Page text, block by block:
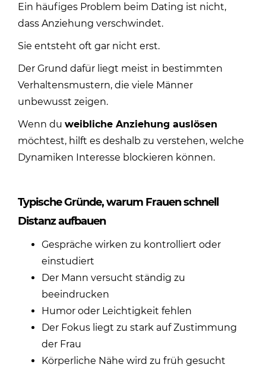
Ein häufiges Problem beim Dating ist nicht,
dass Anziehung verschwindet.
Sie entsteht oft gar nicht erst.
Der Grund dafür liegt meist in bestimmten
Verhaltensmustern, die viele Männer
unbewusst zeigen.
Wenn du weibliche Anziehung auslösen
möchtest, hilft es deshalb zu verstehen, welche
Dynamiken Interesse blockieren können.
Typische Gründe, warum Frauen schnell
Distanz aufbauen
Gespräche wirken zu kontrolliert oder
einstudiert
Der Mann versucht ständig zu
beeindrucken
Humor oder Leichtigkeit fehlen
Der Fokus liegt zu stark auf Zustimmung
der Frau
Körperliche Nähe wird zu früh gesucht